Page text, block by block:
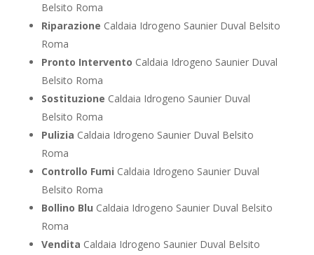
Belsito Roma
Riparazione Caldaia Idrogeno Saunier Duval Belsito
Roma
Pronto Intervento Caldaia Idrogeno Saunier Duval
Belsito Roma
Sostituzione Caldaia Idrogeno Saunier Duval
Belsito Roma
Pulizia Caldaia Idrogeno Saunier Duval Belsito
Roma
Controllo Fumi Caldaia Idrogeno Saunier Duval
Belsito Roma
Bollino Blu Caldaia Idrogeno Saunier Duval Belsito
Roma
Vendita Caldaia Idrogeno Saunier Duval Belsito